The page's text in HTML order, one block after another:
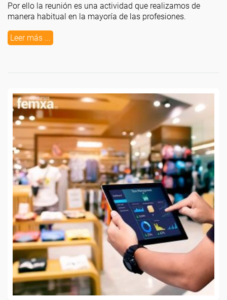
Por ello la reunión es una actividad que realizamos de
manera habitual en la mayoría de las profesiones.
Leer más ...